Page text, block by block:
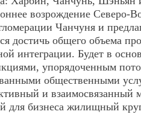
возрождение Северо-
Чанчуня и
достичь общего объема
интеграции. Будет в
упорядоченным
общественными
и взаимосвязанный
для бизнеса жилищный